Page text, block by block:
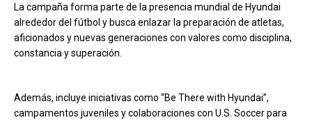
La campaña forma parte de la presencia mundial de Hyundai
alrededor del fútbol y busca enlazar la preparación de atletas,
aficionados y nuevas generaciones con valores como disciplina,
constancia y superación.
Además, incluye iniciativas como “Be There with Hyundai”,
campamentos juveniles y colaboraciones con U.S. Soccer para